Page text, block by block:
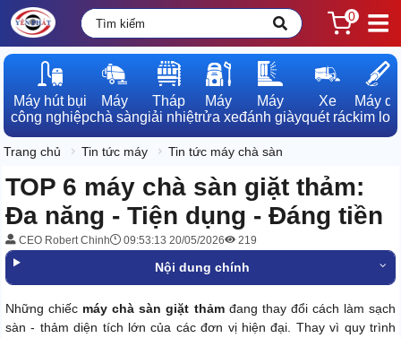
0
Máy hút bụi
công nghiệp
Máy
chà sàn
Tháp
giải nhiệt
Máy
rửa xe
Máy
đánh giày
Xe
quét rác
Máy dò
kim loại
Trang chủ Tin tức máy Tin tức máy chà sàn
TOP 6 máy chà sàn giặt thảm:
Đa năng - Tiện dụng - Đáng tiền
CEO Robert Chinh 09:53:13 20/05/2026 219
Nội dung chính
Những chiếc máy chà sàn giặt thảmđang thay đổi cách làm sạch
sàn - thảm diện tích lớn của các đơn vị hiện đại. Thay vì quy trình